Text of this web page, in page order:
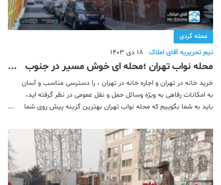
محله گردی
تیم تحریریه آقای املاک 18 دی 1403
محله نواب تهران ؛محله ای خوش مسیر در جنوب
غربی پایتخت
خرید خانه در تهران و اجاره خانه در تهران ، را دسترسی مناسب و آسان
به امکانات رفاهی به ویژه وسائل حمل و نقل عمومی در نظر گرفته اید،
باید به شما بگوییم که محله نواب تهران بهترین گزینه پیش روی شما
دارید برای اطلاعات بیشتر از این محله